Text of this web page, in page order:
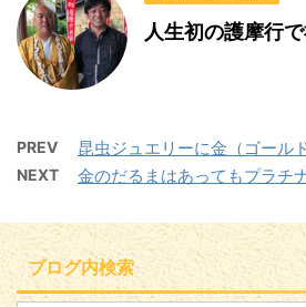
人生初の護摩行
PREV 昆虫ジュエリーに金（ゴール
NEXT 金のだるまはあってもプラチ
ブログ内検索